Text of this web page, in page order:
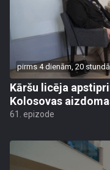
pirms 4 dienām, 20
Kāršu licēja
Kolosovas
61. epizode